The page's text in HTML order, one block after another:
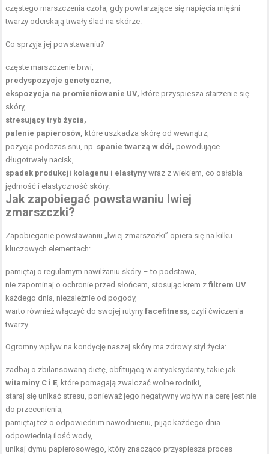
częstego marszczenia czoła, gdy powtarzające się napięcia mięśni
twarzy odciskają trwały ślad na skórze.
Co sprzyja jej powstawaniu?
częste marszczenie brwi,
predyspozycje genetyczne,
ekspozycja na promieniowanie UV, które przyspiesza starzenie się
skóry,
stresujący tryb życia,
palenie papierosów, które uszkadza skórę od wewnątrz,
pozycja podczas snu, np. spanie twarzą w dół, powodujące
długotrwały nacisk,
spadek produkcji kolagenu i elastyny wraz z wiekiem, co osłabia
jędrność i elastyczność skóry.
Jak zapobiegać powstawaniu lwiej
zmarszczki?
Zapobieganie powstawaniu „lwiej zmarszczki” opiera się na kilku
kluczowych elementach:
pamiętaj o regularnym nawilżaniu skóry – to podstawa,
nie zapominaj o ochronie przed słońcem, stosując krem zfiltrem UV
każdego dnia, niezależnie od pogody,
warto również włączyć do swojej rutynyfacefitness , czyli ćwiczenia
twarzy.
Ogromny wpływ na kondycję naszej skóry ma zdrowy styl życia:
zadbaj o zbilansowaną dietę, obfitującą w antyoksydanty, takie jak
witaminy C i E , które pomagają zwalczać wolne rodniki,
staraj się unikać stresu, ponieważ jego negatywny wpływ na cerę jest nie
do przecenienia,
pamiętaj też o odpowiednim nawodnieniu, pijąc każdego dnia
odpowiednią ilość wody,
unikaj dymu papierosowego, który znacząco przyspiesza proces